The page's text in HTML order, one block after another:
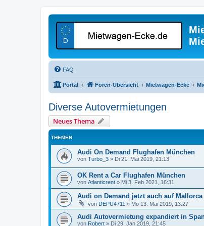
FAQ
Portal Foren-Übersicht Mietwagen-Ecke
Diverse Autovermietungen
Neues Thema
THEMEN
Audi On Demand Flughafen München
von Turbo_3 » Di 21. Mai 2019, 21:13
OK Rent a Car Flughafen München
von Atlanticrent » Mi 3. Feb 2021, 16:31
Audi on Demand jetzt auch auf Mallorca
von DEPU4711 » Mo 13. Mai 2019, 13:27
Audi Autovermietung expandiert in
von Robert » Di 29. Jan 2019, 21:45